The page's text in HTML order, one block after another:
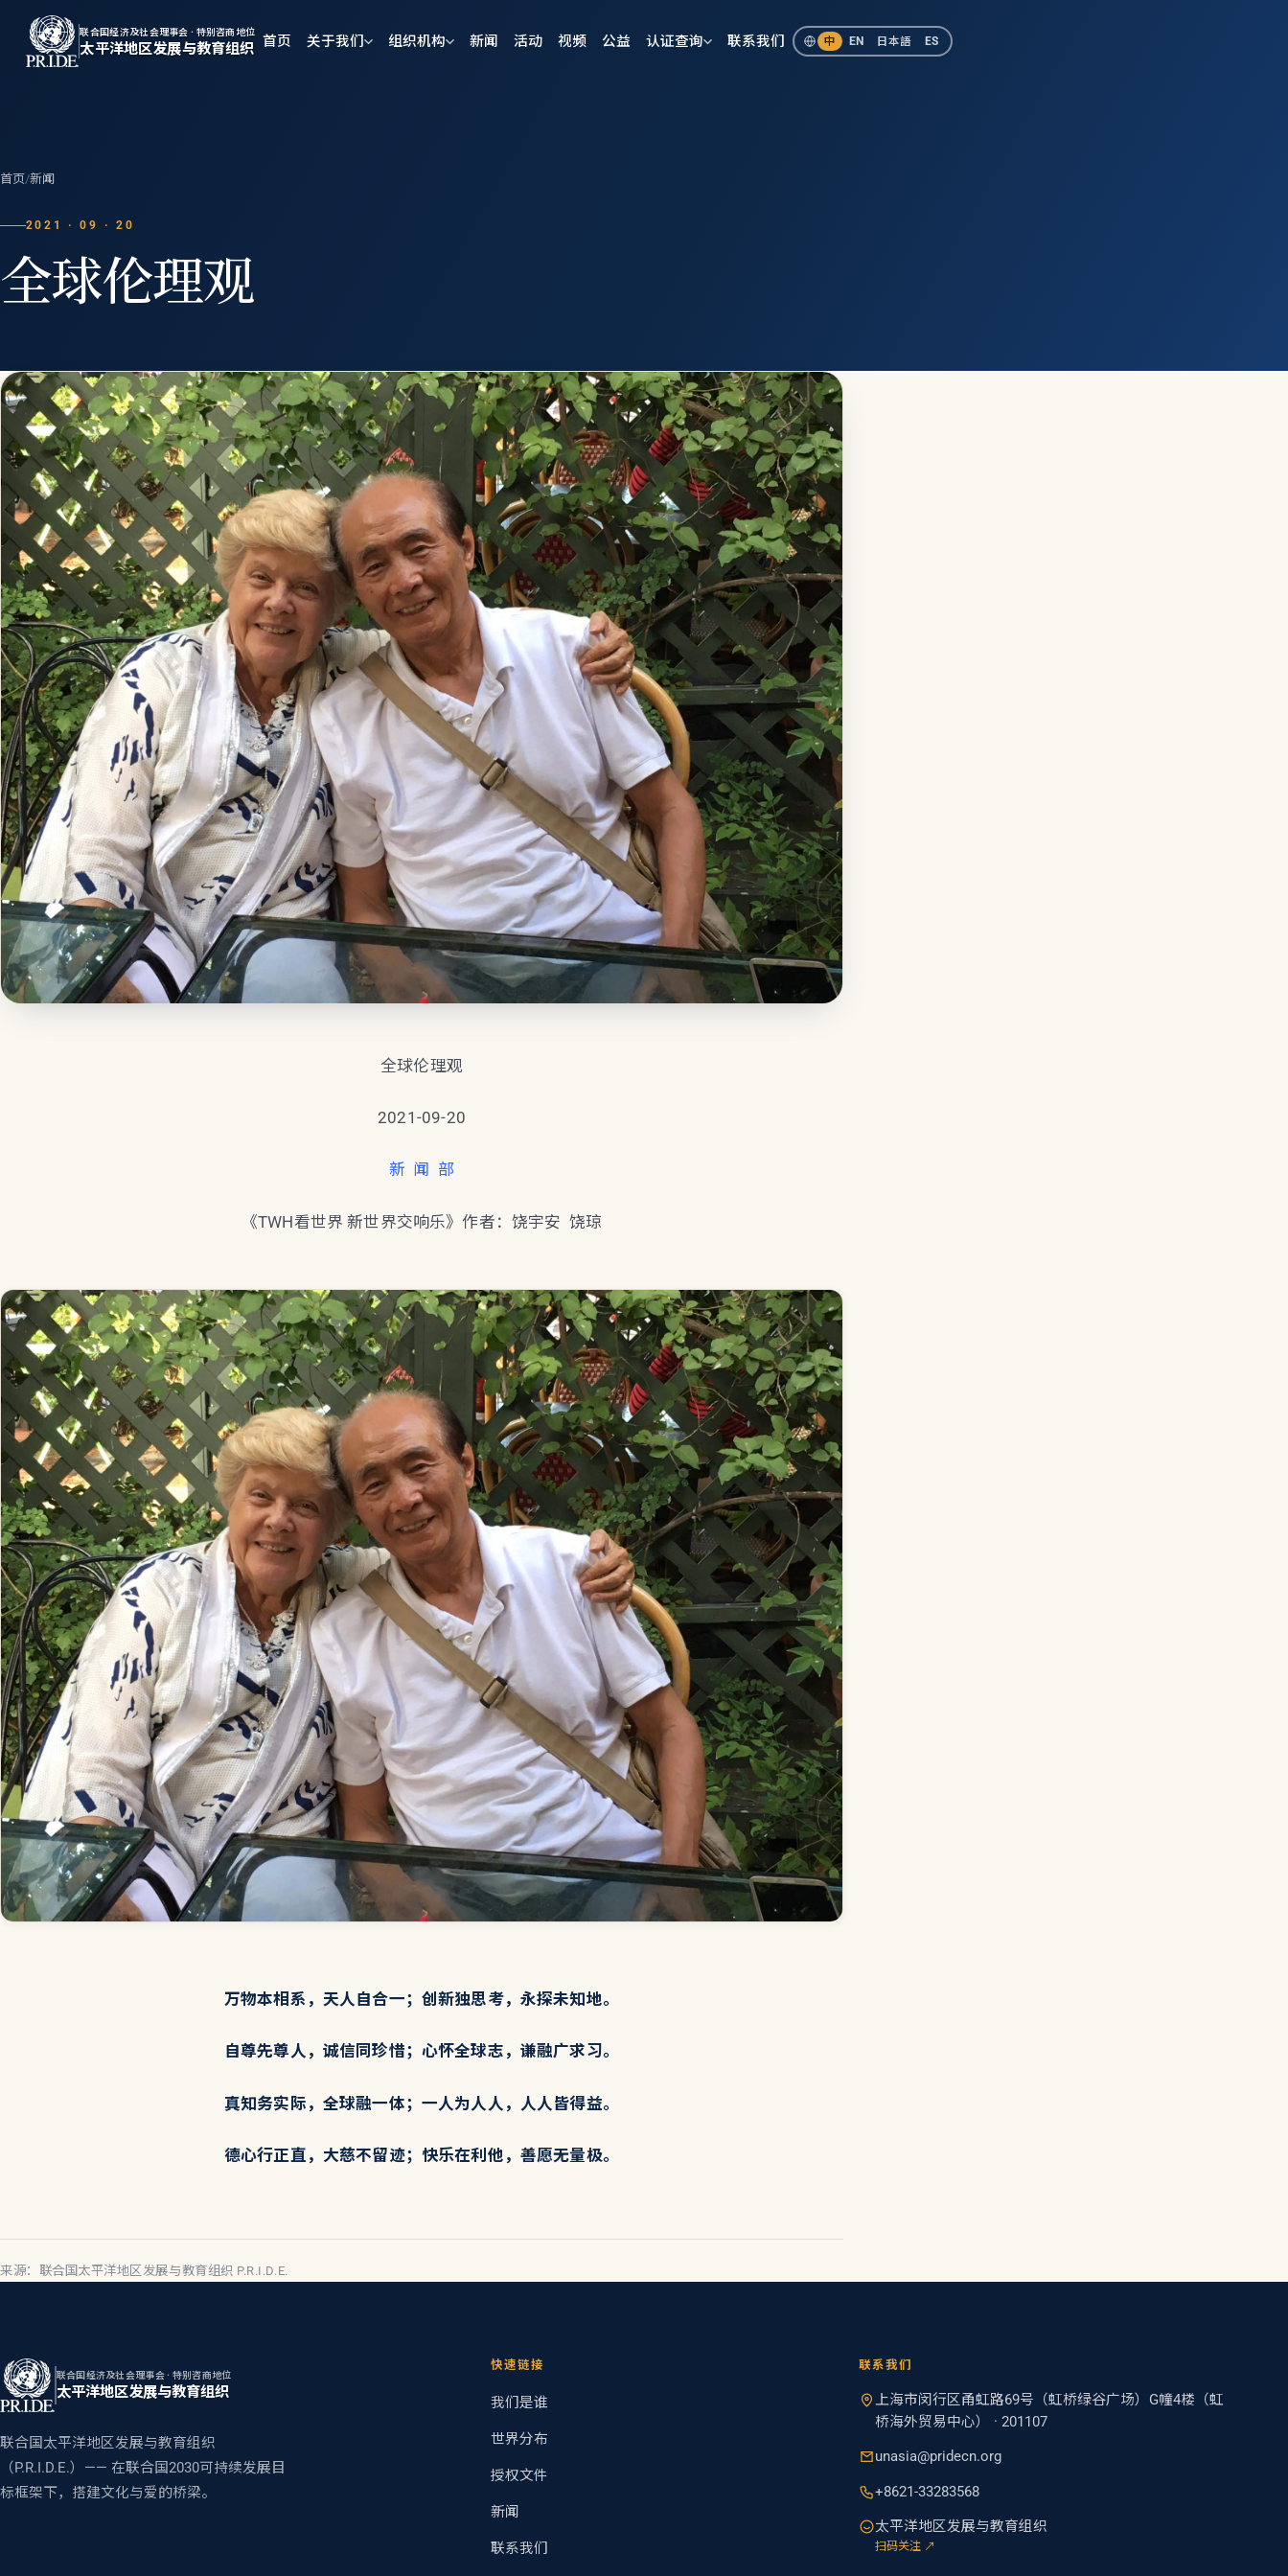
联合国经济及社会理事会 · 特别咨商地位
太平洋地区发展与教育组织 首页 关于我们 组织机构 新闻 活动 视频 公益 认证查询 联系我们 中 EN 日本語 ES
首页/新闻
2021 · 09 · 20
全球伦理观
全球伦理观
2021-09-20
新 闻 部
《TWH看世界 新世界交响乐》作者：饶宇安 饶琼
万物本相系，天人自合一；创新独思考，永探未知地。
自尊先尊人，诚信同珍惜；心怀全球志，谦融广求习。
真知务实际，全球融一体；一人为人人，人人皆得益。
德心行正直，大慈不留迹；快乐在利他，善愿无量极。
来源：联合国太平洋地区发展与教育组织 P.R.I.D.E.
联合国经济及社会理事会 · 特别咨商地位
太平洋地区发展与教育组织
联合国太平洋地区发展与教育组织
（P.R.I.D.E.）—— 在联合国2030可持续发展目
标框架下，搭建文化与爱的桥梁。
快速链接
我们是谁
世界分布
授权文件
新闻
联系我们
联系我们
上海市闵行区甬虹路69号（虹桥绿谷广场）G幢4楼（虹
桥海外贸易中心） · 201107
unasia@pridecn.org
+8621-33283568
太平洋地区发展与教育组织
扫码关注 ↗